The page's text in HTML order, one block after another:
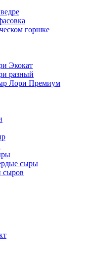
горшке
Экокат
разный
Лори Премиум
сыры
сыров